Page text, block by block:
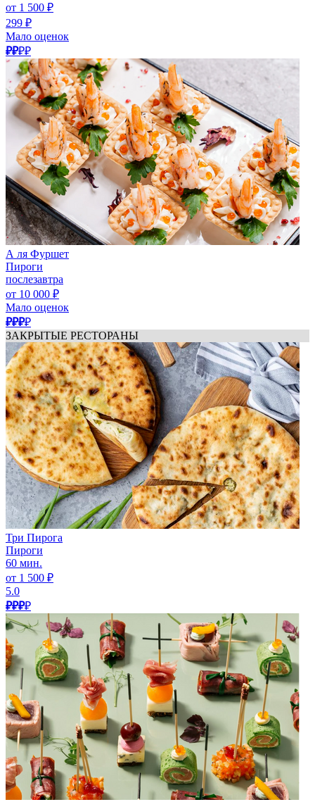
от 1 500 ₽
299 ₽
Мало оценок
₽₽₽₽
А ля Фуршет
Пироги
послезавтра
от 10 000 ₽
Мало оценок
₽₽₽₽
ЗАКРЫТЫЕ РЕСТОРАНЫ
Три Пирога
Пироги
60 мин.
от 1 500 ₽
5.0
₽₽₽₽